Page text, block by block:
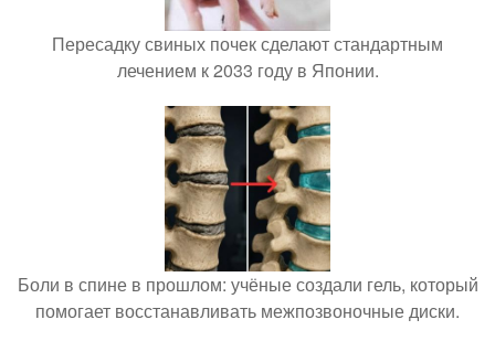
Пересадку свиных почек сделают стандартным
лечением к 2033 году в Японии.
Боли в спине в прошлом: учёные создали гель, который
помогает восстанавливать межпозвоночные диски.